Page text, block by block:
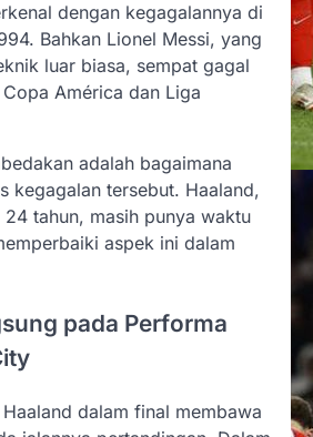
dengan kegagalannya di
Bahkan Lionel Messi, yang
luar biasa, sempat gagal
América dan Liga
adalah bagaimana
kegagalan tersebut. Haaland,
tahun, masih punya waktu
aspek ini dalam
pada Performa
dalam final membawa